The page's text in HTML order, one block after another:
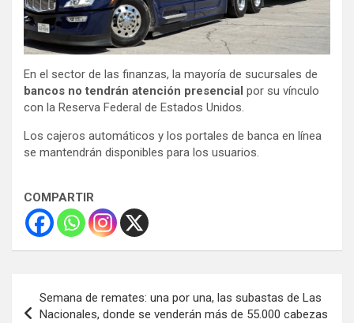
En el sector de las finanzas, la mayoría de sucursales de
bancos no tendrán atención presencial por su vínculo
con la Reserva Federal de Estados Unidos.
Los cajeros automáticos y los portales de banca en línea
se mantendrán disponibles para los usuarios.
COMPARTIR
de
Semana de remates: una por una, las subastas de Las
Nacionales, donde se venderán más de 55.000 cabezas